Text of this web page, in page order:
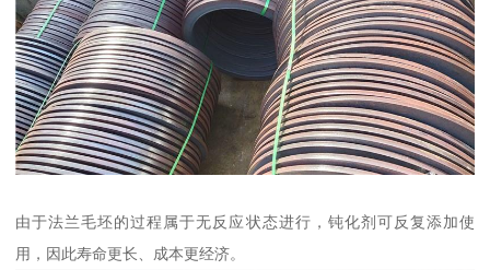
由于法兰毛坯的过程属于无反应状态进行，钝化剂可反复添加使
用，因此寿命更长、成本更经济。